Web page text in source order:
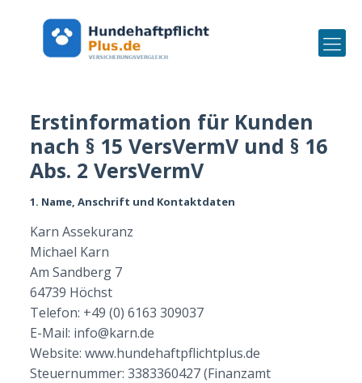
Erstinformation für Kunden
nach § 15 VersVermV und § 16
Abs. 2 VersVermV
1. Name, Anschrift und Kontaktdaten
Karn Assekuranz
Michael Karn
Am Sandberg 7
64739 Höchst
Telefon: +49 (0) 6163 309037
E-Mail: info@karn.de
Website: www.hundehaftpflichtplus.de
Steuernummer: 3383360427 (Finanzamt